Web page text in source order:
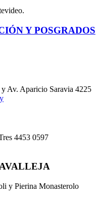
Y POSGRADOS
Av. Aparicio Saravia 4225
4453 0597
y Pierina Monasterolo